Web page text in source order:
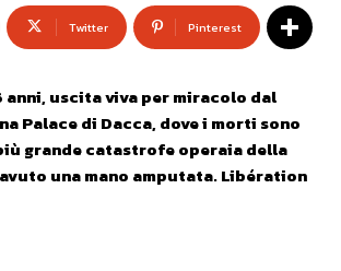
Twitter Pinterest
anni, uscita viva per miracolo dal
Palace di Dacca, dove i morti sono
grande catastrofe operaia della
una mano amputata. Libération